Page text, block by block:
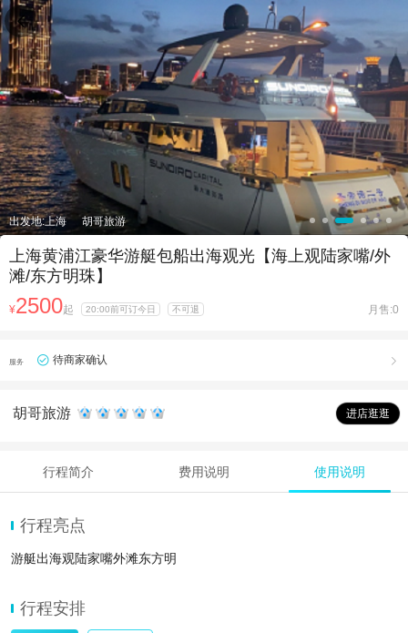
出发地:上海 胡哥旅游
上海黄浦江豪华游艇包船出海观光【海上观陆家嘴/外
滩/东方明珠】
¥2500起 20:00前可订今日 不可退 月售:0
服务 待商家确认 
胡哥旅游 进店逛逛
行程简介 费用说明 使用说明
行程亮点
游艇出海观陆家嘴外滩东方明
行程安排
